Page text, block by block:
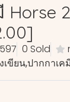
Horse
0 Sold
เขียน,ปากกาเค